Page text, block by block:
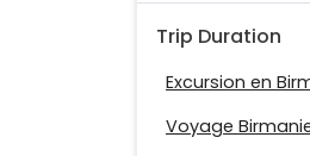
Trip Duration
Excursion en
Voyage